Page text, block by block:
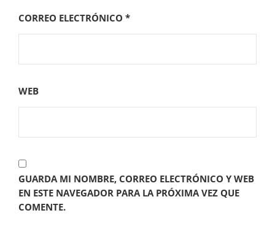
CORREO ELECTRÓNICO *
WEB
GUARDA MI NOMBRE, CORREO ELECTRÓNICO Y WEB
EN ESTE NAVEGADOR PARA LA PRÓXIMA VEZ QUE
COMENTE.